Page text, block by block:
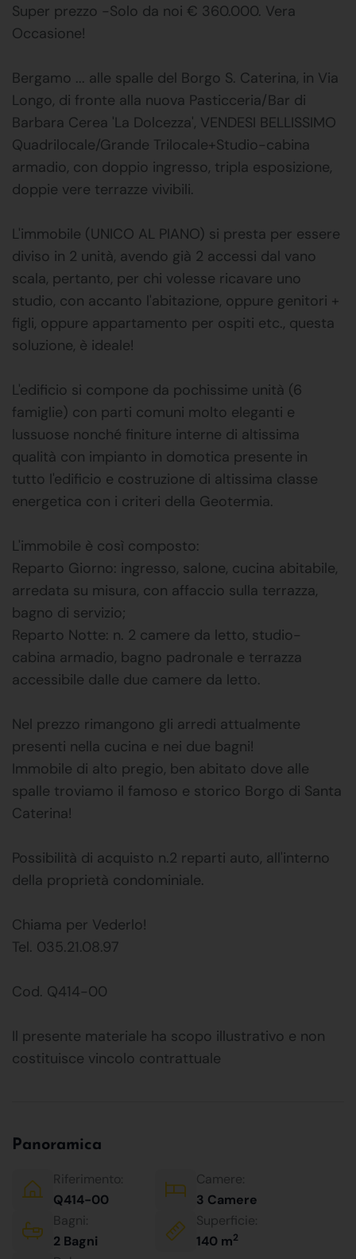
Super prezzo -Solo da noi € 360.000. Vera
Occasione!
Bergamo ... alle spalle del Borgo S. Caterina, in Via
Longo, di fronte alla nuova Pasticceria/Bar di
Barbara Cerea 'La Dolcezza', VENDESI BELLISSIMO
Quadrilocale/Grande Trilocale+Studio-cabina
armadio, con doppio ingresso, tripla esposizione,
doppie vere terrazze vivibili.
L'immobile (UNICO AL PIANO) si presta per essere
diviso in 2 unità, avendo già 2 accessi dal vano
scala, pertanto, per chi volesse ricavare uno
studio, con accanto l'abitazione, oppure genitori +
figli, oppure appartamento per ospiti etc., questa
soluzione, è ideale!
L'edificio si compone da pochissime unità (6
famiglie) con parti comuni molto eleganti e
lussuose nonché finiture interne di altissima
qualità con impianto in domotica presente in
tutto l'edificio e costruzione di altissima classe
energetica con i criteri della Geotermia.
L'immobile è così composto:
Reparto Giorno: ingresso, salone, cucina abitabile,
arredata su misura, con affaccio sulla terrazza,
bagno di servizio;
Reparto Notte: n. 2 camere da letto, studio-
cabina armadio, bagno padronale e terrazza
accessibile dalle due camere da letto.
Nel prezzo rimangono gli arredi attualmente
presenti nella cucina e nei due bagni!
Immobile di alto pregio, ben abitato dove alle
spalle troviamo il famoso e storico Borgo di Santa
Caterina!
Possibilità di acquisto n.2 reparti auto, all'interno
della proprietà condominiale.
Chiama per Vederlo!
Tel. 035.21.08.97
Cod. Q414-00
Il presente materiale ha scopo illustrativo e non
costituisce vincolo contrattuale
Panoramica
Riferimento:
Q414-00
Camere:
3 Camere
Bagni:
2 Bagni
Superficie:
140 m2